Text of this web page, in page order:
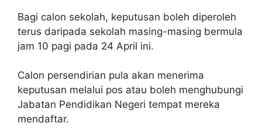
Bagi calon sekolah, keputusan boleh diperoleh
terus daripada sekolah masing-masing bermula
jam 10 pagi pada 24 April ini.
Calon persendirian pula akan menerima
keputusan melalui pos atau boleh menghubungi
Jabatan Pendidikan Negeri tempat mereka
mendaftar.